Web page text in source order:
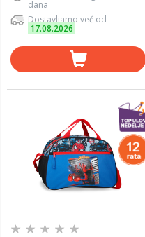
dana
Dostavljamo već od
17.08.2026